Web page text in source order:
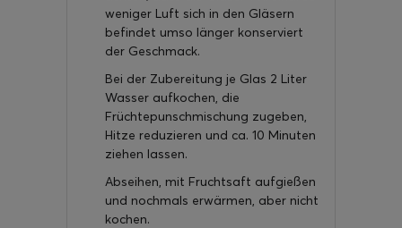
weniger Luft sich in den Gläsern
befindet umso länger konserviert
der Geschmack.
Bei der Zubereitung je Glas 2 Liter
Wasser aufkochen, die
Früchtepunschmischung zugeben,
Hitze reduzieren und ca. 10 Minuten
ziehen lassen.
Abseihen, mit Fruchtsaft aufgießen
und nochmals erwärmen, aber nicht
kochen.